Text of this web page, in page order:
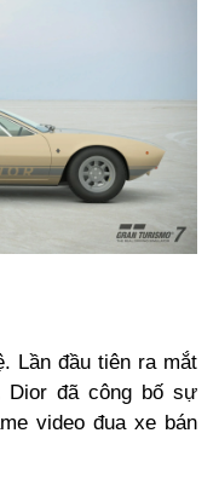
Lần đầu tiên ra mắt
Dior đã công bố sự
video đua xe bán